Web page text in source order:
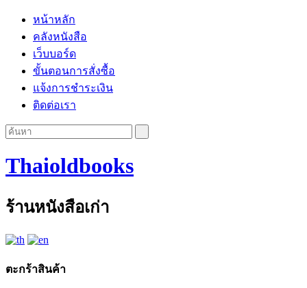
หน้าหลัก
คลังหนังสือ
เว็บบอร์ด
ขั้นตอนการสั่งซื้อ
แจ้งการชำระเงิน
ติดต่อเรา
Thaioldbooks
ร้านหนังสือเก่า
ตะกร้าสินค้า